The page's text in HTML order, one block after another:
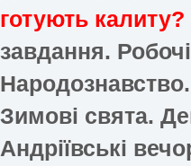
готують калиту?
завдання.
Зимові свята.
Андріївські